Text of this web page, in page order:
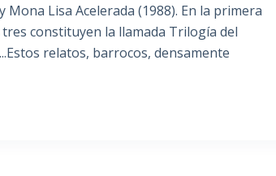
Lisa Acelerada (1988). En la primera
constituyen la llamada Trilogía del
relatos, barrocos, densamente